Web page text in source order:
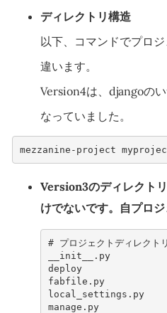
ディレクトリ構造
以下、コマンドでプロ
違います。
Version4は、djangoの
なっていました。
Version3のディレクト
けでないです。自プロ
#
__init__.py
deploy
fabfile.py
local_settings.py
manage.py